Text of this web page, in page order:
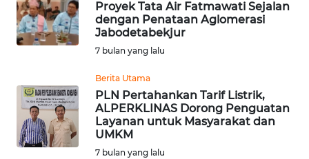
Proyek Tata Air Fatmawati Sejalan
dengan Penataan Aglomerasi
Jabodetabekjur
7 bulan yang lalu
Berita Utama
PLN Pertahankan Tarif Listrik,
ALPERKLINAS Dorong Penguatan
Layanan untuk Masyarakat dan
UMKM
7 bulan yang lalu
WN
KEPULAUAN
SERIBU
WN
TANGERANG
WN
BINJAI